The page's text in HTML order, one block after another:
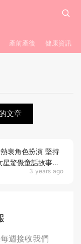
產前產後 健康資訊
文章
3 years ago
衷角色扮演 堅持
驚覺童話故事有1
週接收我們